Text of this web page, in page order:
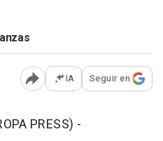
Abrir opciones para
IA Seguir en
PRESS) -